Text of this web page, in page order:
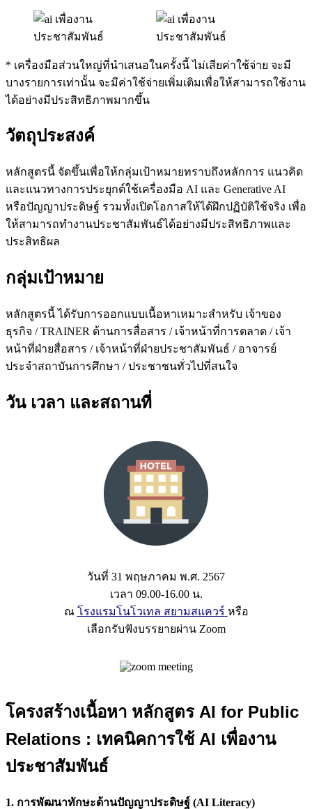
* เครื่องมือส่วนใหญ่ที่นำเสนอในครั้งนี้ ไม่เสียค่าใช้จ่าย จะมี
บางรายการเท่านั้น จะมีค่าใช้จ่ายเพิ่มเติมเพื่อให้สามารถใช้งาน
ได้อย่างมีประสิทธิภาพมากขึ้น
วัตถุประสงค์
หลักสูตรนี้ จัดขึ้นเพื่อให้กลุ่มเป้าหมายทราบถึงหลักการ แนวคิด
และแนวทางการประยุกต์ใช้เครื่องมือ AI และ Generative AI
หรือปัญญาประดิษฐ์ รวมทั้งเปิดโอกาสให้ได้ฝึกปฏิบัติใช้จริง เพื่อ
ให้สามารถทำงานประชาสัมพันธ์ได้อย่างมีประสิทธิภาพและ
ประสิทธิผล
กลุ่มเป้าหมาย
หลักสูตรนี้ ได้รับการออกแบบเนื้อหาเหมาะสำหรับ เจ้าของ
ธุรกิจ / TRAINER ด้านการสื่อสาร / เจ้าหน้าที่การตลาด / เจ้า
หน้าที่ฝ่ายสื่อสาร / เจ้าหน้าที่ฝ่ายประชาสัมพันธ์ / อาจารย์
ประจำสถาบันการศึกษา / ประชาชนทั่วไปที่สนใจ
วัน เวลา และสถานที่
วันที่ 31 พฤษภาคม พ.ศ. 2567
เวลา 09.00-16.00 น.
ณ โรงแรมโนโวเทล สยามสแควร์ หรือ
เลือกรับฟังบรรยายผ่าน Zoom
โครงสร้างเนื้อหา หลักสูตร AI for Public
Relations : เทคนิคการใช้ AI เพื่องาน
ประชาสัมพันธ์
1. การพัฒนาทักษะด้านปัญญาประดิษฐ์ (AI Literacy)